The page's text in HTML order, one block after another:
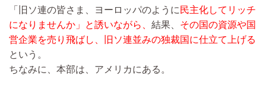
「旧ソ連の皆さま、ヨーロッパのように 民主化してリッチ
になりませんか」と誘いながら、 結果、 その国の資源や国
営企業を売り飛ばし、旧ソ連並みの独裁国に仕立て上げる
という。
ちなみに、本部は、アメリカにある。